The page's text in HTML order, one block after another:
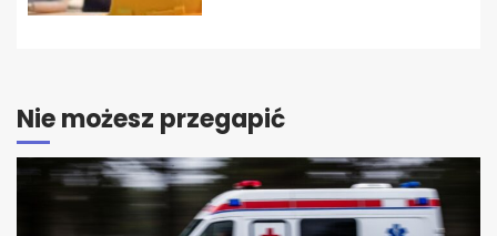
Nie możesz przegapić